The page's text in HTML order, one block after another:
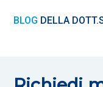
BLOG DELLA